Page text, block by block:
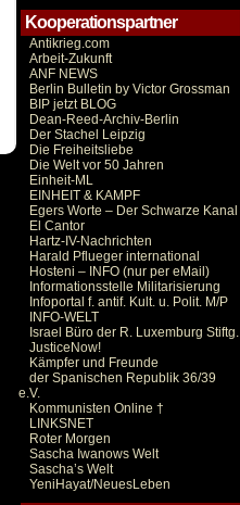
Kooperationspartner
Antikrieg.com
Arbeit-Zukunft
ANF NEWS
Berlin Bulletin by Victor Grossman
BIP jetzt BLOG
Dean-Reed-Archiv-Berlin
Der Stachel Leipzig
Die Freiheitsliebe
Die Welt vor 50 Jahren
Einheit-ML
EINHEIT & KAMPF
Egers Worte – Der Schwarze Kanal
El Cantor
Hartz-IV-Nachrichten
Harald Pflueger international
Hosteni – INFO (nur per eMail)
Informationsstelle Militarisierung
Infoportal f. antif. Kult. u. Polit. M/P
INFO-WELT
Israel Büro der R. Luxemburg Stiftg.
JusticeNow!
Kämpfer und Freunde
der Spanischen Republik 36/39
e.V.
Kommunisten Online †
LINKSNET
Roter Morgen
Sascha Iwanows Welt
Sascha’s Welt
YeniHayat/NeuesLeben